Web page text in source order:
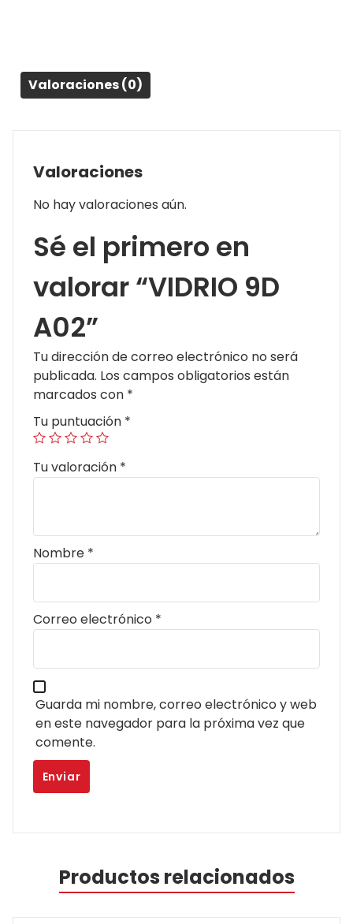
Valoraciones (0)
Valoraciones
No hay valoraciones aún.
Sé el primero en
valorar “VIDRIO 9D
A02”
Tu dirección de correo electrónico no será
publicada. Los campos obligatorios están
marcados con *
Tu puntuación *
Tu valoración *
Nombre *
Correo electrónico *
Guarda mi nombre, correo electrónico y web
en este navegador para la próxima vez que
comente.
Productos relacionados